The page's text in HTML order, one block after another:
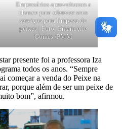
Empresários aproveitaram a
chance para oferecer seus
serviços para limpeza de
peixes | Foto: Emanuelle
Gomes /PMM
presente foi a professora Iza
todos os anos. “Sempre
começar a venda do Peixe na
porque além de ser um peixe de
bom”, afirmou.